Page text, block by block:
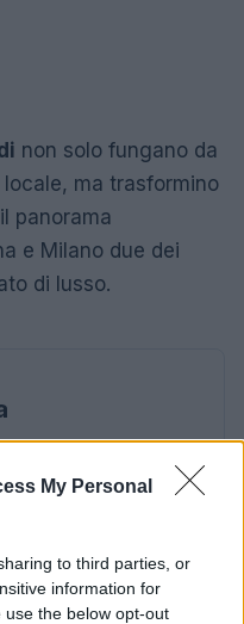
My Personal
to third parties, or
information for
the below opt-out
non solo fungano da
locale, ma trasformino
panorama
e Milano due dei
di lusso.